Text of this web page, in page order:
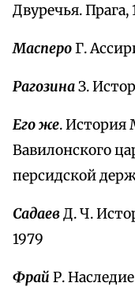
Двуречья. Прага,
МаспероГ.
РагозинаЗ.
Его же. История
Вавилонского
персидской
СадаевД. Ч.
1979
Фрай Р.